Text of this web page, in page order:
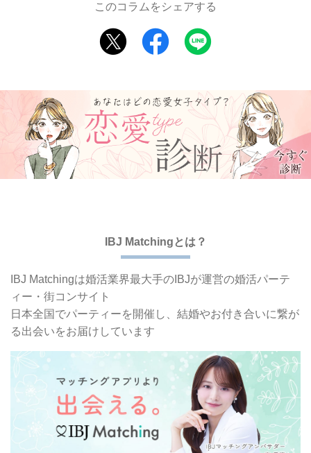
このコラムをシェアする
IBJ Matchingとは？
IBJ Matchingは婚活業界最大手の IBJが運営の婚活パーテ
ィー・街コンサイト
日本全国でパーティーを開催し、 結婚やお付き合いに繋が
る出会いをお届けしています